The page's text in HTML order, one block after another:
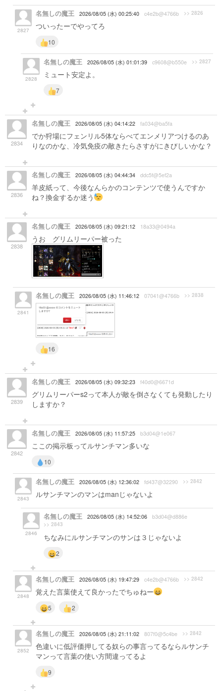
2827
名無しの魔王 2026/08/05 (水) 00:25:40 c4e2b@4766b >> 2826
ついったーでやってろ
10
2828
名無しの魔王 2026/08/05 (水) 01:01:39 c9608@b550e >> 2827
ミュート安定よ。
7
2834
名無しの魔王 2026/08/05 (水) 04:14:22 fa034@ba5fa
でか狩場にフェンリル5体ならべてエンメリアつけるのあ
りなのかな、冷気免疫の敵きたらさすがにきびしいかな？
2836
名無しの魔王 2026/08/05 (水) 04:44:34 ddc5f@5ef2a
羊皮紙って、今後なんらかのコンテンツで使うんですか
ね？換金するか迷う
2838
名無しの魔王 2026/08/05 (水) 09:21:12 18a33@0494a
うお グリムリーパー被った
2841
名無しの魔王 2026/08/05 (水) 11:46:12 07041@4766b >> 2838
16
2839
名無しの魔王 2026/08/05 (水) 09:32:23 f40d0@6671d
グリムリーパーs2って本人が敵を倒さなくても発動したり
しますか？
2842
名無しの魔王 2026/08/05 (水) 11:57:25 b3d04@1e067
ここの掲示板ってルサンチマン多いな
10
2843
名無しの魔王 2026/08/05 (水) 12:36:02 fd437@32290 >> 2842
ルサンチマンのマンはmanじゃないよ
2846
名無しの魔王 2026/08/05 (水) 14:52:06 b3d04@d886e
>> 2843
ちなみにルサンチマンのサンは３じゃないよ
2
2848
名無しの魔王 2026/08/05 (水) 19:47:29 c4e2b@4766b >> 2842
覚えた言葉使えて良かったでちゅねー
5 2
2852
名無しの魔王 2026/08/05 (水) 21:11:02 807f0@5c4be >> 2842
色違いに低評価押してる奴らの事言ってるならルサンチ
マンって言葉の使い方間違ってるよ
9